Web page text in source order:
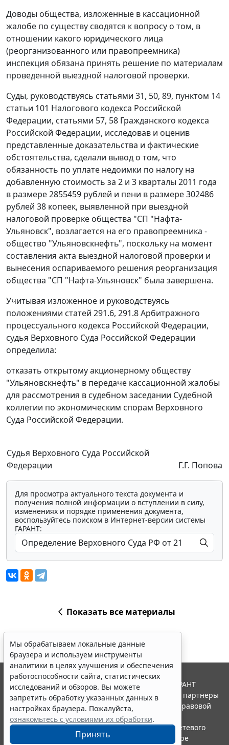
Доводы общества, изложенные в кассационной
жалобе по существу сводятся к вопросу о том, в
отношении какого юридического лица
(реорганизованного или правопреемника)
инспекция обязана принять решение по материалам
проведенной выездной налоговой проверки.
Суды, руководствуясь статьями 31, 50, 89, пунктом 14
статьи 101 Налогового кодекса Российской
Федерации, статьями 57, 58 Гражданского кодекса
Российской Федерации, исследовав и оценив
представленные доказательства и фактические
обстоятельства, сделали вывод о том, что
обязанность по уплате недоимки по налогу на
добавленную стоимость за 2 и 3 кварталы 2011 года
в размере 2855459 рублей и пени в размере 302486
рублей 38 копеек, выявленной при выездной
налоговой проверке общества "СП "Нафта-
Ульяновск", возлагается на его правопреемника -
общество "Ульяновскнефть", поскольку на момент
составления акта выездной налоговой проверки и
вынесения оспариваемого решения реорганизация
общества "СП "Нафта-Ульяновск" была завершена.
Учитывая изложенное и руководствуясь
положениями статей 291.6, 291.8Арбитражного
процессуального кодекса Российской Федерации,
судья Верховного Суда Российской Федерации
определила:
отказать открытому акционерному обществу
"Ульяновскнефть" в передаче кассационной жалобы
для рассмотрения в судебном заседании Судебной
коллегии по экономическим спорам Верховного
Суда Российской Федерации.
Судья Верховного Суда Российской
Федерации
Г.Г. Попова
Для просмотра актуального текста документа и
получения полной информации о вступлении в силу,
изменениях и порядке применения документа,
воспользуйтесь поиском в Интернет-версии системы
ГАРАНТ:
Показать все материалы
Мы обрабатываем локальные данные
браузера и используем инструменты
аналитики в целях улучшения и обеспечения
работоспособности сайта, статистических
исследований и обзоров. Вы можете
запретить обработку указанных данных в
настройках браузера. Пожалуйста,
ознакомьтесь с условиями их обработки.
Принять
© ООО "НПП "ГАРАНТ-СЕРВИС", 2026. Система ГАРАНТ
выпускается с 1990 года. Компания "Гарант" и ее партнеры
являются участниками Российской ассоциации правовой
информации ГАРАНТ.
Портал ГАРАНТ.РУ зарегистрирован в качестве сетевого
издания Федеральной службой по надзору в сфере